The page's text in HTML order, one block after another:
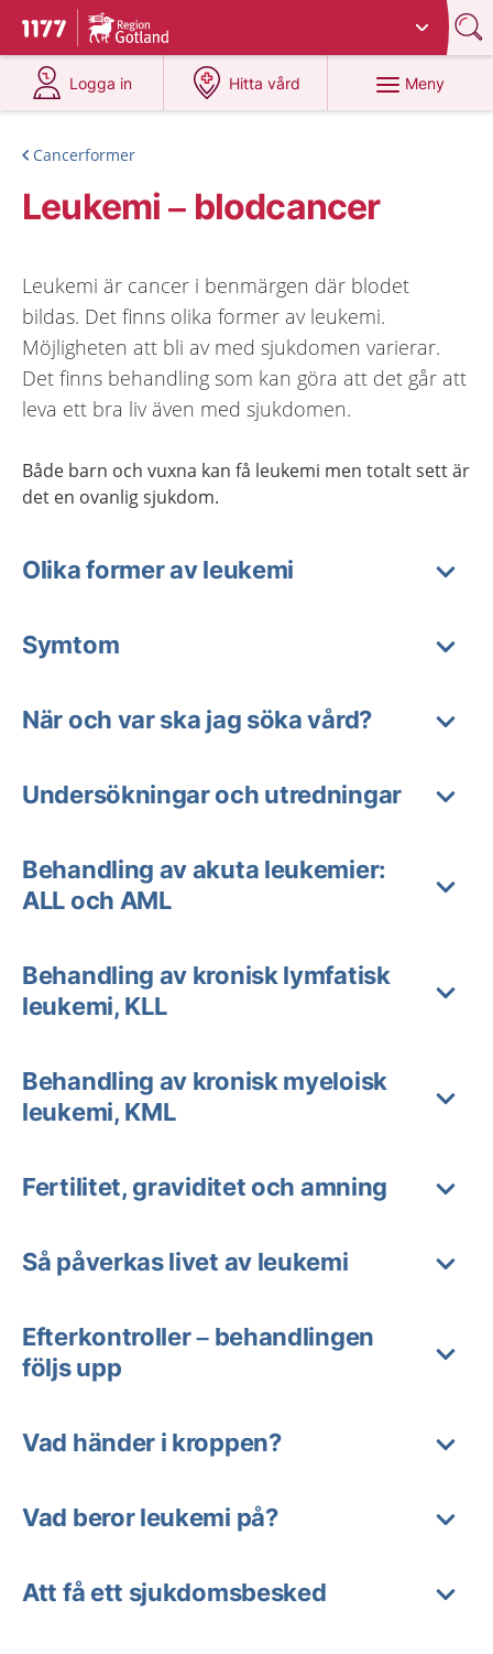
Till startsidan för 1177
Du har valt region
Logga in
på 1177.se
Hitta vård
på 1177.se
Meny
Cancerformer
Leukemi – blodcancer
Leukemi är cancer i benmärgen där blodet
bildas. Det finns olika former av leukemi.
Möjligheten att bli av med sjukdomen varierar.
Det finns behandling som kan göra att det går att
leva ett bra liv även med sjukdomen.
Både barn och vuxna kan få leukemi men totalt sett är
det en ovanlig sjukdom.
Olika former av leukemi
Symtom
När och var ska jag söka vård?
Undersökningar och utredningar
Behandling av akuta leukemier:
ALL och AML
Behandling av kronisk lymfatisk
leukemi, KLL
Behandling av kronisk myeloisk
leukemi, KML
Fertilitet, graviditet och amning
Så påverkas livet av leukemi
Efterkontroller – behandlingen
följs upp
Vad händer i kroppen?
Vad beror leukemi på?
Att få ett sjukdomsbesked